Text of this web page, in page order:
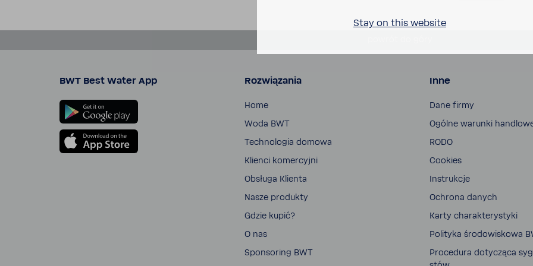
BWT Best Water App Rozwiązania
Home
Woda BWT
Tech­no­logia domowa
Klienci komer­cyjni
Obsługa Klienta
Nasze produkty
Gdzie kupić?
O nas
Spon­so­ring BWT
Inne
Dane firmy
Ogólne warunki
RODO
Cookies
Instrukcje
Ochrona danych
Karty charak­te­ry­styki
Poli­tyka środo­wi­skowa
Proce­dura doty­cząca
Stay on this website